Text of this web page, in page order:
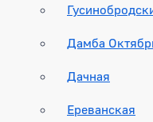
Дамба
Дачная
Ереванская